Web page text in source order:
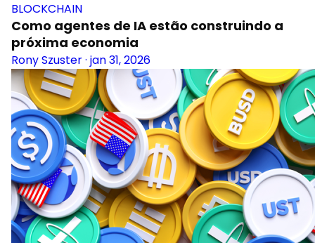
BLOCKCHAIN
Como agentes de IA estão construindo a
próxima economia
Rony Szuster· jan 31, 2026